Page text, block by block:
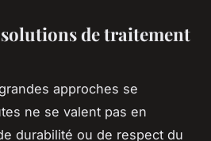
de traitement
approches se
ne se valent pas en
durabilité ou de respect du